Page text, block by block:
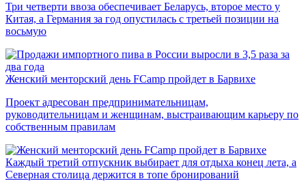
Три четверти ввоза обеспечивает Беларусь, второе место у
Китая, а Германия за год опустилась с третьей позиции на
восьмую
Женский менторский день FCamp пройдет в Барвихе
Проект адресован предпринимательницам,
руководительницам и женщинам, выстраивающим карьеру по
собственным правилам
Каждый третий отпускник выбирает для отдыха конец лета, а
Северная столица держится в топе бронирований